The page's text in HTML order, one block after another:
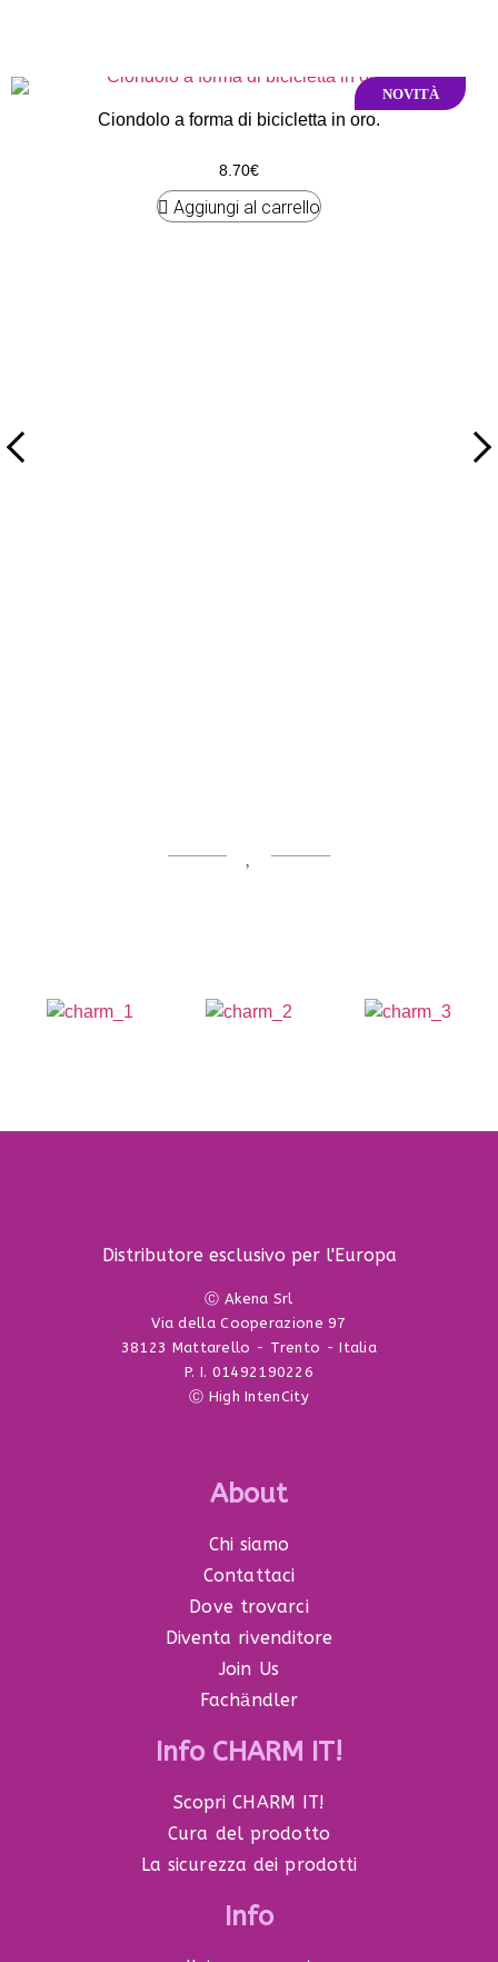
NOVITÀ
NOVITÀ
Ciondolo a forma di bicicletta in oro.
8.70€
Aggiungi al carrello
Distributore esclusivo per l'Europa
Ⓒ Akena Srl
Via della Cooperazione 97
38123 Mattarello - Trento - Italia
P. I. 01492190226
Ⓒ High IntenCity
About
Chi siamo
Contattaci
Dove trovarci
Diventa rivenditore
Join Us
Fachӓndler
Info CHARM IT!
Scopri CHARM IT!
Cura del prodotto
La sicurezza dei prodotti
Info